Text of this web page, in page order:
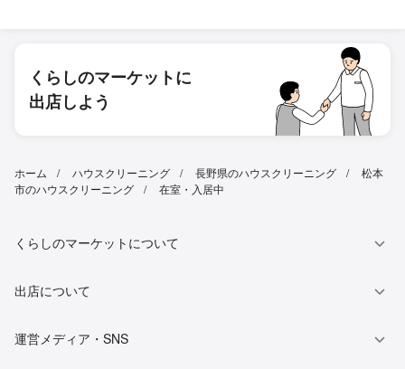
くらしのマーケットに
出店しよう
ホーム ハウスクリーニング 長野県のハウスクリーニング
松本
市のハウスクリーニング
在室・入居中
くらしのマーケットについて
出店について
運営メディア・SNS